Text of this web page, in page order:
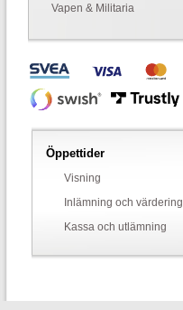
Vapen & Militaria
Öppettider
Visning
Inlämning och värdering
Kassa och utlämning